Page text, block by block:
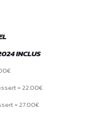
INCLUS
= 22.00€
= 27.00€